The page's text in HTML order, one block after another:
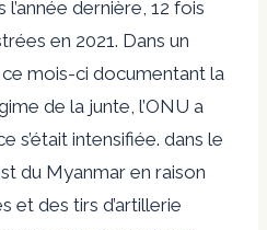
dernière, 12 fois
en 2021. Dans un
mois-ci documentant la
de la junte, l’ONU a
s’était intensifiée. dans le
du Myanmar en raison
et des tirs d’artillerie